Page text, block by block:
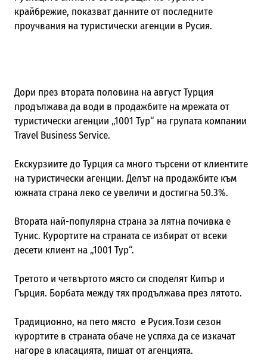
крайбрежие, показват данните от последните
проучвания на туристически агенции в Русия.
Дори през втората половина на август Турция
продължава да води в продажбите на мрежата от
туристически агенции „1001 Тур“ на групата компании
Travel Business Service.
Екскурзиите до Турция са много търсени от клиентите
на туристически агенции. Делът на продажбите към
южната страна леко се увеличи и достигна 50.3%.
Втората най-популярна страна за лятна почивка е
Тунис. Курортите на страната се избират от всеки
десети клиент на „1001 Тур“.
Третото и четвъртото място си споделят Кипър и
Гърция. Борбата между тях продължава през лятото.
Традиционно, на пето място е Русия.Този сезон
курортите в страната обаче не успяха да се изкачат
нагоре в класацията, пишат от агенцията.